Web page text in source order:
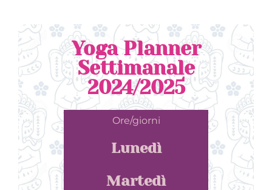
Yoga Planner
Settimanale
2024/2025
Ore/giorni
Lunedì
Martedì